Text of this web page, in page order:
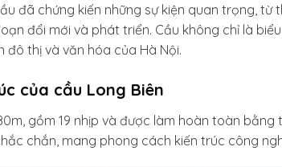
đã chứng kiến những sự kiện quan trọng, từ
đổi mới và phát triển. Cầu không chỉ là
thị và văn hóa của Hà Nội.
của cầu Long Biên
gồm 19 nhịp và được làm hoàn toàn
chắn, mang phong cách kiến trúc công